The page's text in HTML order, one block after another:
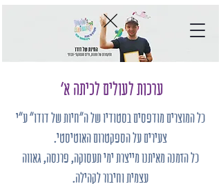
ערכות לעולים לכיתה א'
כל המוצרים מודפסים בסטודיו של ה"חיות של דודו" ע"י
צעירים על הספקטרום האוטיסטי.
כל הזמנה מאיתנו מייצרת ימי תעסוקה, פרנסה, גאווה
עצמית וחיבור לקהילה.